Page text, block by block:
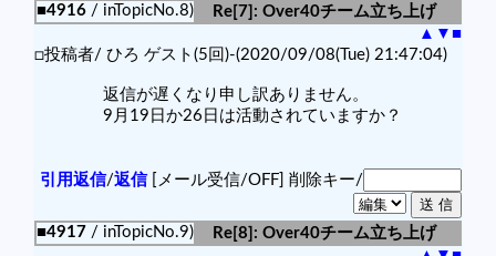
■4916 / inTopicNo.8)
Re[7]: Over40チーム立ち上げ
▲ ▼ ■
□投稿者/ ひろ ゲスト(5回)-(2020/09/08(Tue) 21:47:04)
返信が遅くなり申し訳ありません。
9月19日か26日は活動されていますか？
引用返信/返信[メール受信/OFF] 削除キー/
■4917 / inTopicNo.9)
Re[8]: Over40チーム立ち上げ